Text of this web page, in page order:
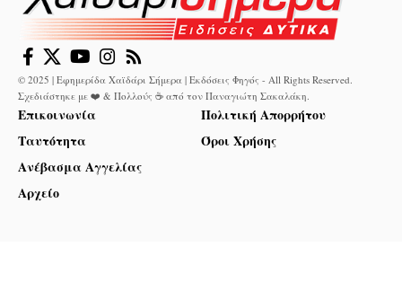
© 2025 | Εφημερίδα Χαϊδάρι Σήμερα | Εκδόσεις Φηγός - All Rights Reserved.
Σχεδιάστηκε με ❤️ & Πολλούς ☕ από τον Παναγιώτη Σακαλάκη
Επικοινωνία
Ταυτότητα
Ανέβασμα Αγγελίας
Αρχείο
Πολιτική Απορρήτου
Όροι Χρήσης